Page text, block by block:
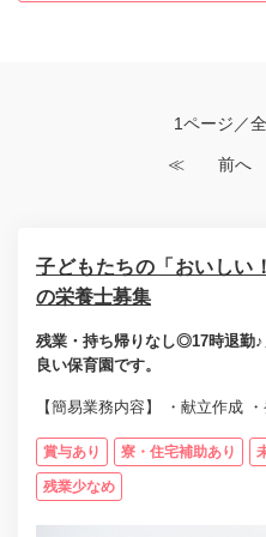
1ページ／
≪ 前へ
子どもたちの「おいしい
の栄養士募集
残業・持ち帰りなし◎17時退勤
良い保育園です。
【簡易業務内容】 ・献立作成
賞与あり 寮・住宅補助あり
残業少なめ